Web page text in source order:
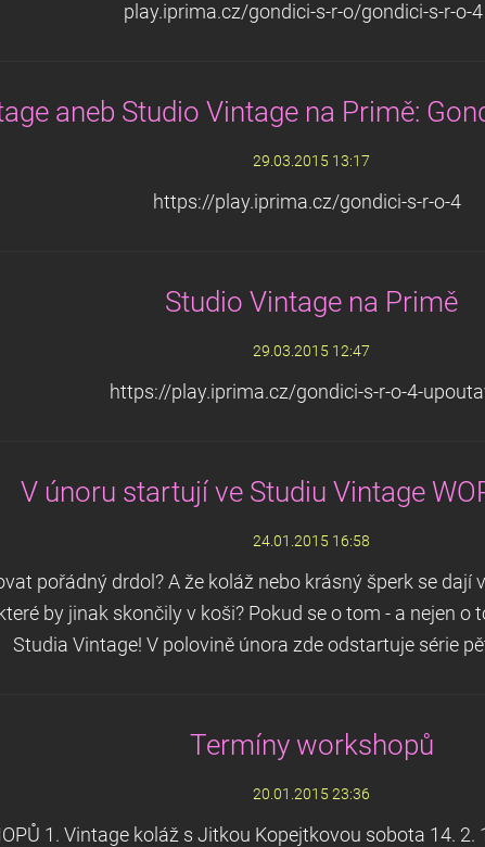
play.iprima.cz/gondici-s-r-o/gondici-s-r-o-
aneb Studio Vintage na Primě:
29.03.2015 13:17
https://play.iprima.cz/gondici-s-r-o-4
Studio Vintage na Primě
29.03.2015 12:47
https://play.iprima.cz/gondici-s-r-o-4-
V únoru startují ve Studiu Vintage
24.01.2015 16:58
pořádný drdol? A že koláž nebo krásný šperk se
by jinak skončily v koši? Pokud se o tom - a nejen o
Studia Vintage! V polovině února zde odstartuje série
Termíny workshopů
20.01.2015 23:36
1. Vintage koláž s Jitkou Kopejtkovou sobota 14.